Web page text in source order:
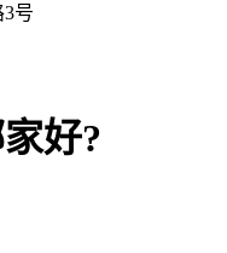
号
好?